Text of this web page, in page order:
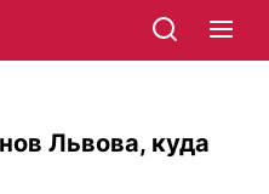
Львова, куда